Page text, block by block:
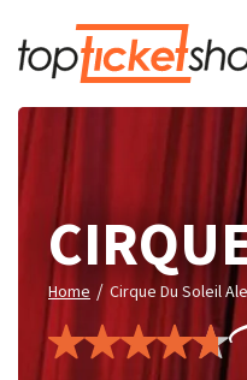
Home / Cirque Du Soleil